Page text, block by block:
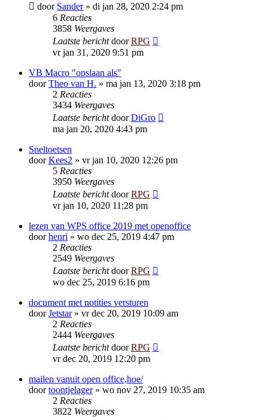
door Sander» di jan 28, 2020 2:24 pm
6 Reacties
3858 Weergaves
Laatste berichtdoorRPG
vr jan 31, 2020 9:51 pm
VB Macro "opslaan als"
doorTheo van H. » ma jan 13, 2020 3:18 pm
2 Reacties
3434 Weergaves
Laatste berichtdoorDiGro
ma jan 20, 2020 4:43 pm
Sneltoetsen
doorKees2 » vr jan 10, 2020 12:26 pm
5 Reacties
3950 Weergaves
Laatste berichtdoorRPG
vr jan 10, 2020 11:28 pm
lezen van WPS office 2019 met openoffice
doorhenri » wo dec 25, 2019 4:47 pm
2 Reacties
2549 Weergaves
Laatste berichtdoorRPG
wo dec 25, 2019 6:16 pm
document met notities versturen
doorJetstar» vr dec 20, 2019 10:09 am
2 Reacties
2444 Weergaves
Laatste berichtdoorRPG
vr dec 20, 2019 12:20 pm
mailen vanuit open office,hoe/
doortoontjelager» wo nov 27, 2019 10:35 am
2 Reacties
3822 Weergaves